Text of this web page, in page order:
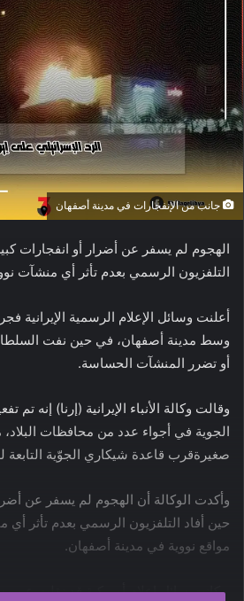
جانب من الإنفجارات في مدينة أصفهان
الهجوم لم يسفر عن أضرار أو انفجارات
التلفزيون الرسمي بعدم تأثر أي منشآت
أعلنت وسائل الإعلام الرسمية الإيرانية
وسط مدينة أصفهان، في حين نفت
أو تضرر المنشآت الحساسة.
وقالت وكالة الأنباء الإيرانية (إرنا) إنه تم
صغيرةقرب قاعدة شيكاري الجوّية التابعة
وأكدت الوكالة أن الهجوم لم يسفر عن
حين أفاد التلفزيون الرسمي بعدم تأثر
مواقع نووية في مدينة أصفهان.
وكانت سائل إعلام أميركية قد نقلت عن